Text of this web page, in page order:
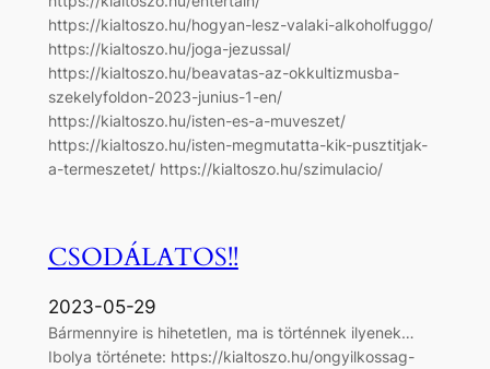
https://kialtoszo.hu/hogyan-lesz-valaki-alkoholfuggo/
https://kialtoszo.hu/joga-jezussal/
https://kialtoszo.hu/beavatas-az-okkultizmusba-
szekelyfoldon-2023-junius-1-en/
https://kialtoszo.hu/isten-es-a-muveszet/
https://kialtoszo.hu/isten-megmutatta-kik-pusztitjak-
a-termeszetet/ https://kialtoszo.hu/szimulacio/
CSODÁLATOS!!
2023-05-29
Bármennyire is hihetetlen, ma is történnek ilyenek…
Ibolya története: https://kialtoszo.hu/ongyilkossag-